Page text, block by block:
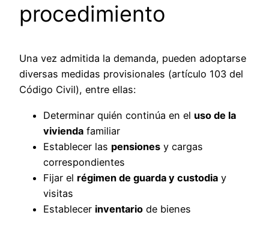
procedimiento
Una vez admitida la demanda, pueden adoptarse
diversas medidas provisionales (artículo 103 del
Código Civil), entre ellas:
Determinar quién continúa en el uso de la
vivienda familiar
Establecer las pensiones y cargas
correspondientes
Fijar el régimen de guarda y custodia y
visitas
Establecer inventario de bienes